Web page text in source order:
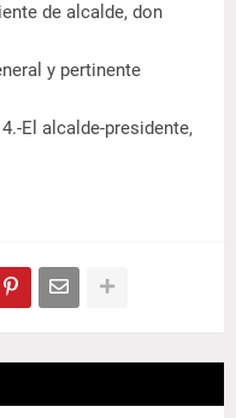
de alcalde, don
y pertinente
El alcalde-presidente,